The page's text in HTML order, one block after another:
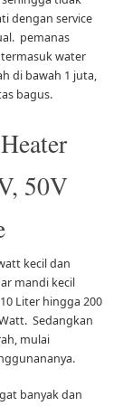
dengan service
pemanas
termasuk water
di bawah 1 juta,
bagus.
50V
kecil dan
mandi kecil
Liter hingga 200
Sedangkan
mulai
banyak dan